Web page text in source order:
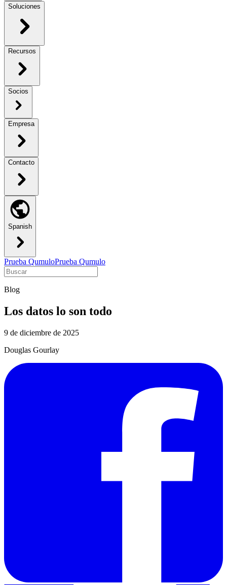
Soluciones
Recursos
Socios
Empresa
Contacto
Spanish
Prueba QumuloPrueba Qumulo
Blog
Los datos lo son todo
9 de diciembre de 2025
Douglas Gourlay